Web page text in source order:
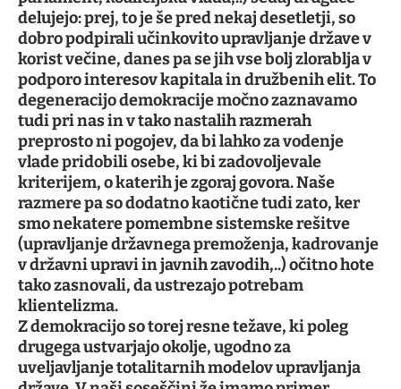
delujejo: prej, to je še pred nekaj desetletji, so
dobro podpirali učinkovito upravljanje države v
korist večine, danes pa se jih vse bolj zlorablja v
podporo interesov kapitala in družbenih elit. To
degeneracijo demokracije močno zaznavamo
tudi pri nas in v tako nastalih razmerah
preprosto ni pogojev, da bi lahko za vodenje
vlade pridobili osebe, ki bi zadovoljevale
kriterijem, o katerih je zgoraj govora. Naše
razmere pa so dodatno kaotične tudi zato, ker
smo nekatere pomembne sistemske rešitve
(upravljanje državnega premoženja, kadrovanje
v državni upravi in javnih zavodih,..) očitno hote
tako zasnovali, da ustrezajo potrebam
klientelizma.
Z demokracijo so torej resne težave, ki poleg
drugega ustvarjajo okolje, ugodno za
uveljavljanje totalitarnih modelov upravljanja